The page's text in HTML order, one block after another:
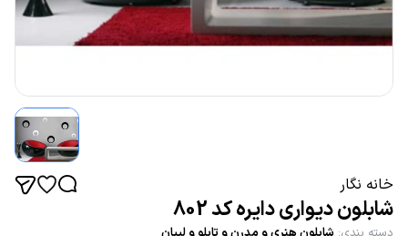
خانه نگار
شابلون دیواری دایره کد 802